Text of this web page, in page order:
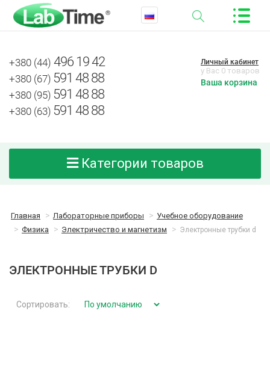
+380 (44) 496 19 42
+380 (67) 591 48 88
+380 (95) 591 48 88
+380 (63) 591 48 88
Личный кабинет
у Вас 0 товаров
Ваша корзина
Категории товаров
Главная Лабораторные приборы
Учебное оборудование
Физика
Электричество и магнетизм Электронные трубки d
ЭЛЕКТРОННЫЕ ТРУБКИ D
Сортировать: